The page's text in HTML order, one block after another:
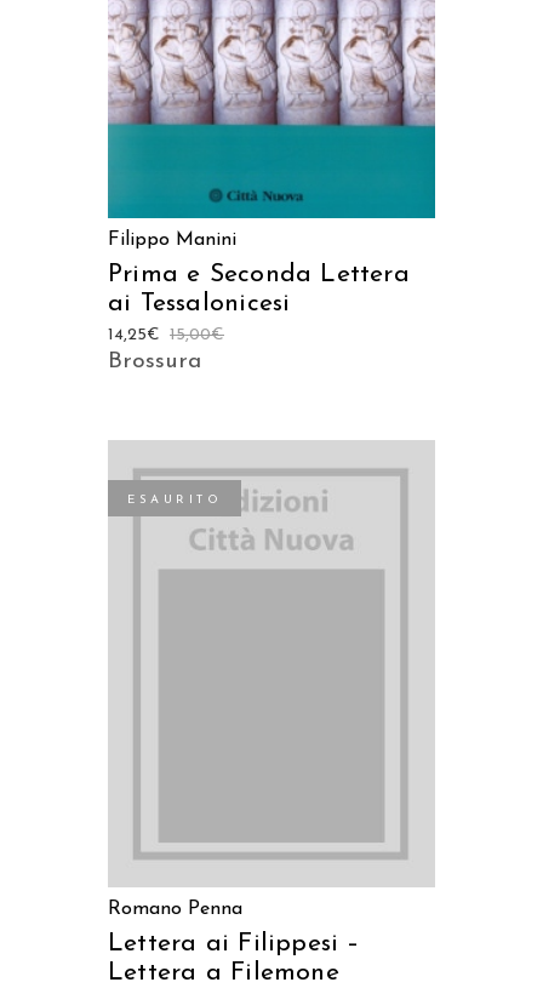
Filippo Manini
Prima e Seconda Lettera
ai Tessalonicesi
15,00€
14,25€
Brossura
ESAURITO
Romano Penna
Lettera ai Filippesi –
Lettera a Filemone